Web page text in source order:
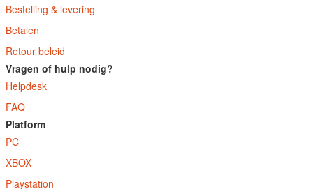
Bestelling & levering
Betalen
Retour beleid
Vragen of hulp nodig?
Helpdesk
FAQ
Platform
PC
XBOX
Playstation